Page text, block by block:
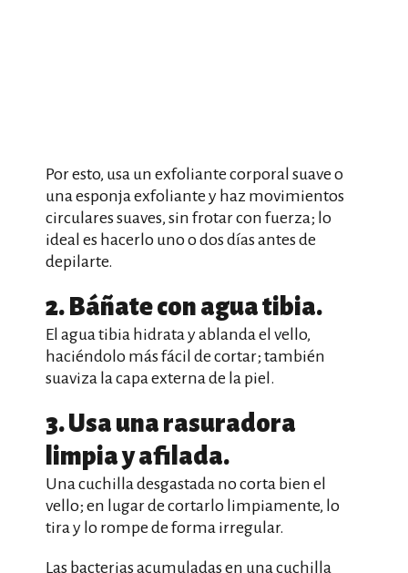
Por esto, usa un exfoliante corporal suave o
una esponja exfoliante y haz movimientos
circulares suaves, sin frotar con fuerza; lo
ideal es hacerlo uno o dos días antes de
depilarte.
2. Báñate con agua tibia.
El agua tibia hidrata y ablanda el vello,
haciéndolo más fácil de cortar; también
suaviza la capa externa de la piel.
3. Usa una rasuradora
limpia y afilada.
Una cuchilla desgastada no corta bien el
vello; en lugar de cortarlo limpiamente, lo
tira y lo rompe de forma irregular.
Las bacterias acumuladas en una cuchilla